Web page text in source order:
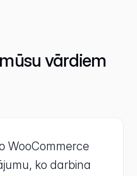
vārdiem
WooCommerce
ko darbina